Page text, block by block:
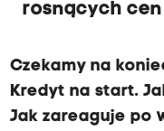
rosnących
Czekamy na
Kredyt na start.
Jak zareaguje po